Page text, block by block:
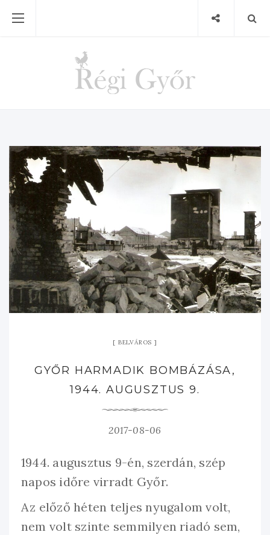
BELVÁROS
GYŐR HARMADIK BOMBÁZÁSA,
1944. AUGUSZTUS 9.
2017-08-06
1944. augusztus 9-én, szerdán, szép
napos időre virradt Győr.
Az előző héten teljes nyugalom volt,
nem volt szinte semmilyen riadó sem,